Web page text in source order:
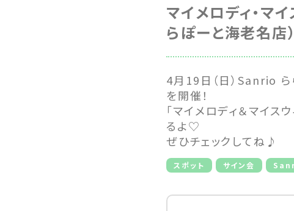
マイメロディ・マ
らぽーと海老名店）
4月19日（日）Sanrio ら
を開催！
「マイメロディ＆マイス
るよ♡
ぜひチェックしてね♪
スポット サイン会